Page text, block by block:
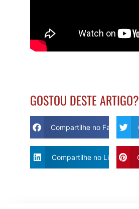
GOSTOU DESTE ARTIGO?
Compartilhe no Facebook
Compartilhe no Linkdin